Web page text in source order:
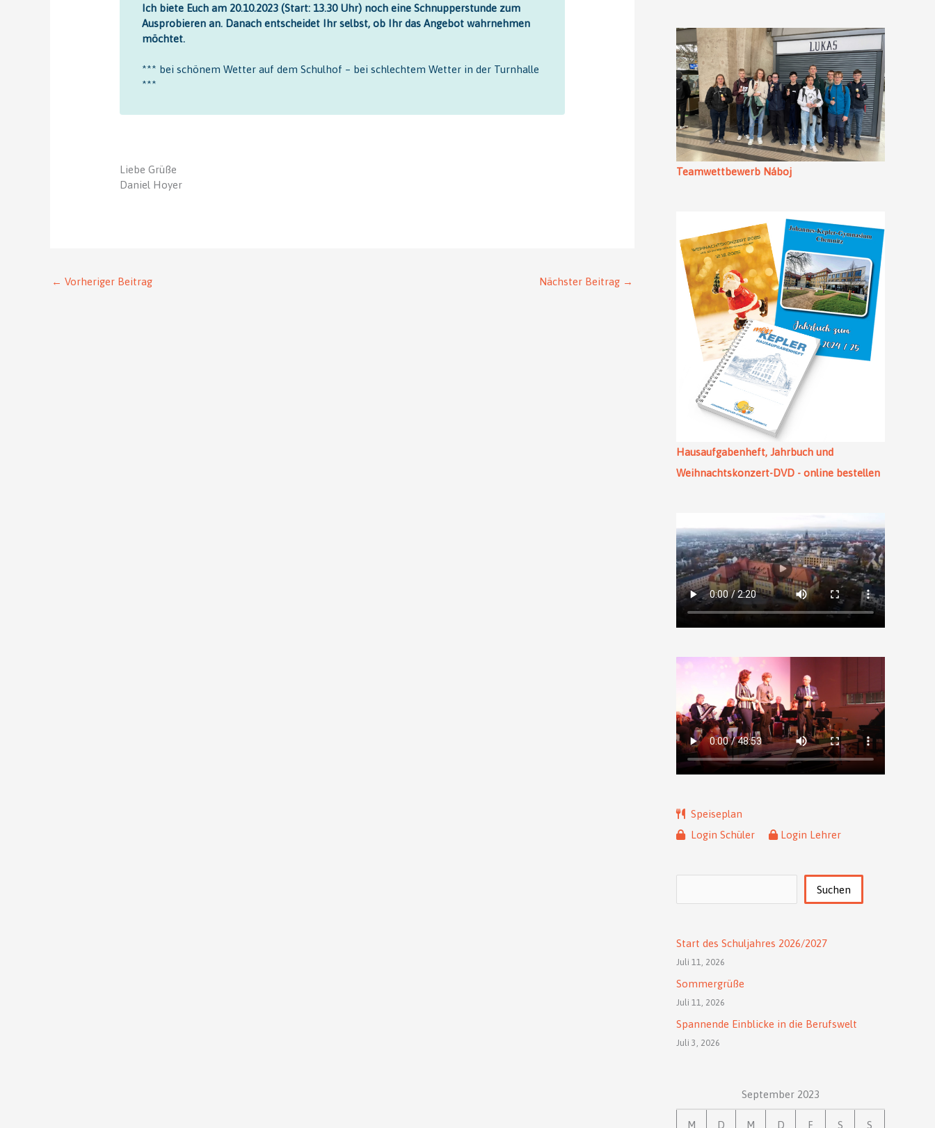
Ich biete Euch am 20.10.2023 (Start: 13.30 Uhr) noch eine Schnupperstunde zum
Ausprobieren an. Danach entscheidet Ihr selbst, ob Ihr das Angebot wahrnehmen
möchtet.
*** bei schönem Wetter auf dem Schulhof – bei schlechtem Wetter in der Turnhalle
***
Liebe Grüße
Daniel Hoyer
← Vorheriger Beitrag Nächster Beitrag →
Teamwettbewerb Náboj
Hausaufgabenheft, Jahrbuch und
Weihnachtskonzert-DVD - online bestellen
Speiseplan
Login Schüler
Login Lehrer
Suchen
Start des Schuljahres 2026/2027
Juli 11, 2026
Sommergrüße
Juli 11, 2026
Spannende Einblicke in die Berufswelt
Juli 3, 2026
September 2023
M D M D F S S